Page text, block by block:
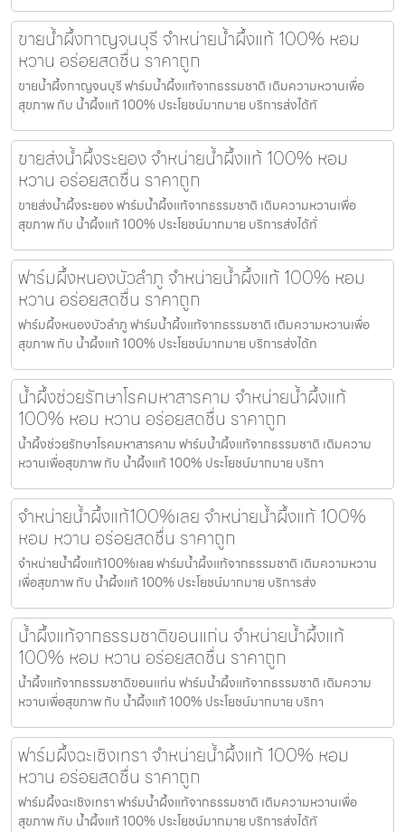
ขายน้ำผึ้งกาญจนบุรี จำหน่ายน้ำผึ้งแท้ 100% หอม
หวาน อร่อยสดชื่น ราคาถูก
ขายน้ำผึ้งกาญจนบุรี ฟาร์มน้ำผึ้งแท้จากธรรมชาติ เติมความหวานเพื่อ
สุขภาพ กับ น้ำผึ้งแท้ 100% ประโยชน์มากมาย บริการส่งได้ทั
ขายส่งน้ำผึ้งระยอง จำหน่ายน้ำผึ้งแท้ 100% หอม
หวาน อร่อยสดชื่น ราคาถูก
ขายส่งน้ำผึ้งระยอง ฟาร์มน้ำผึ้งแท้จากธรรมชาติ เติมความหวานเพื่อ
สุขภาพ กับ น้ำผึ้งแท้ 100% ประโยชน์มากมาย บริการส่งได้ทั่
ฟาร์มผึ้งหนองบัวลำภู จำหน่ายน้ำผึ้งแท้ 100% หอม
หวาน อร่อยสดชื่น ราคาถูก
ฟาร์มผึ้งหนองบัวลำภู ฟาร์มน้ำผึ้งแท้จากธรรมชาติ เติมความหวานเพื่อ
สุขภาพ กับ น้ำผึ้งแท้ 100% ประโยชน์มากมาย บริการส่งได้ท
น้ำผึ้งช่วยรักษาโรคมหาสารคาม จำหน่ายน้ำผึ้งแท้
100% หอม หวาน อร่อยสดชื่น ราคาถูก
น้ำผึ้งช่วยรักษาโรคมหาสารคาม ฟาร์มน้ำผึ้งแท้จากธรรมชาติ เติมความ
หวานเพื่อสุขภาพ กับ น้ำผึ้งแท้ 100% ประโยชน์มากมาย บริกา
จำหน่ายน้ำผึ้งแท้100%เลย จำหน่ายน้ำผึ้งแท้ 100%
หอม หวาน อร่อยสดชื่น ราคาถูก
จำหน่ายน้ำผึ้งแท้100%เลย ฟาร์มน้ำผึ้งแท้จากธรรมชาติ เติมความหวาน
เพื่อสุขภาพ กับ น้ำผึ้งแท้ 100% ประโยชน์มากมาย บริการส่ง
น้ำผึ้งแท้จากธรรมชาติขอนแก่น จำหน่ายน้ำผึ้งแท้
100% หอม หวาน อร่อยสดชื่น ราคาถูก
น้ำผึ้งแท้จากธรรมชาติขอนแก่น ฟาร์มน้ำผึ้งแท้จากธรรมชาติ เติมความ
หวานเพื่อสุขภาพ กับ น้ำผึ้งแท้ 100% ประโยชน์มากมาย บริกา
ฟาร์มผึ้งฉะเชิงเทรา จำหน่ายน้ำผึ้งแท้ 100% หอม
หวาน อร่อยสดชื่น ราคาถูก
ฟาร์มผึ้งฉะเชิงเทรา ฟาร์มน้ำผึ้งแท้จากธรรมชาติ เติมความหวานเพื่อ
สุขภาพ กับ น้ำผึ้งแท้ 100% ประโยชน์มากมาย บริการส่งได้ทั